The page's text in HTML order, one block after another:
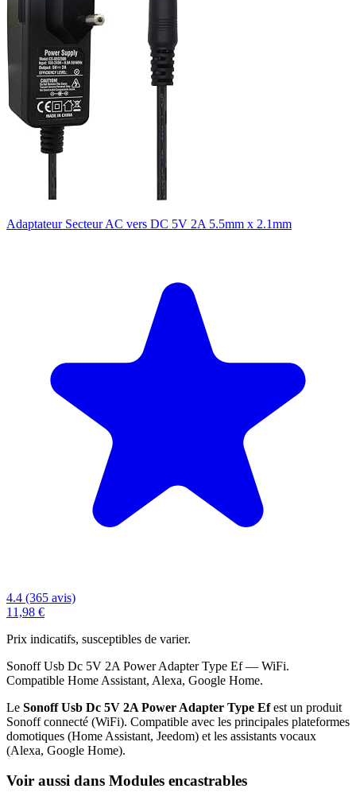
Adaptateur Secteur AC vers DC 5V 2A 5.5mm x 2.1mm
4.4 (365 avis)
11,98 €
Prix indicatifs, susceptibles de varier.
Sonoff Usb Dc 5V 2A Power Adapter Type Ef — WiFi.
Compatible Home Assistant, Alexa, Google Home.
Le Sonoff Usb Dc 5V 2A Power Adapter Type Efest un produit
Sonoff connecté (WiFi). Compatible avec les principales plateformes
domotiques (Home Assistant, Jeedom) et les assistants vocaux
(Alexa, Google Home).
Voir aussi dans Modules encastrables